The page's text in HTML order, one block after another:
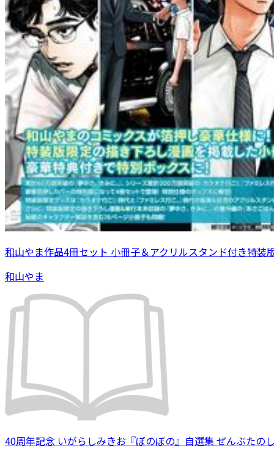
和山やま作品4冊セット 小冊子＆アクリルスタンド付き特装
和山やま
40周年記念 いがらしみきお『ぼのぼの』自選集 ぜんぶたの